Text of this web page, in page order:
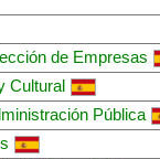
de Empresas
Cultural
Pública